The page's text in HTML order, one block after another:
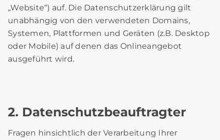
„Website“) auf. Die Datenschutzerklärung gilt
unabhängig von den verwendeten Domains,
Systemen, Plattformen und Geräten (z.B. Desktop
oder Mobile) auf denen das Onlineangebot
ausgeführt wird.
2. Datenschutzbeauftragter
Fragen hinsichtlich der Verarbeitung Ihrer